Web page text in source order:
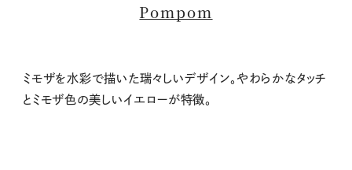
Pompom
ミモザを水彩で描いた瑞々しいデザイン。やわらかなタッチ
とミモザ色の美しいイエローが特徴。